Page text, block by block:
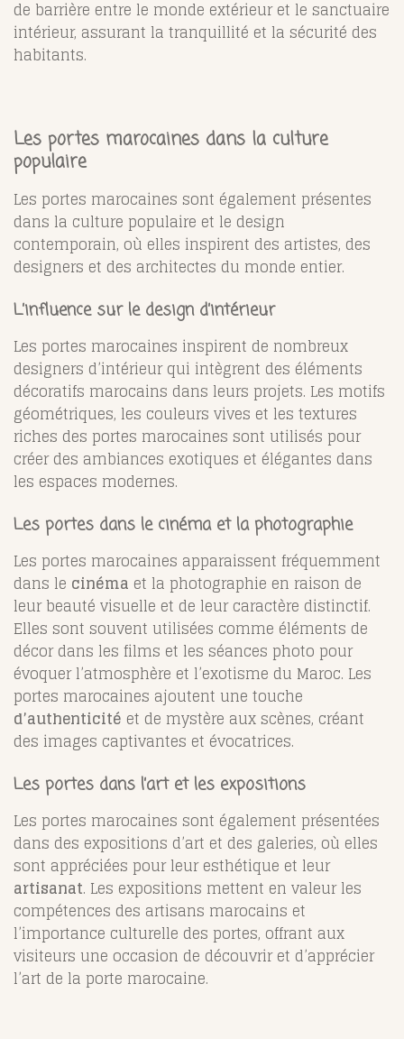
de barrière entre le monde extérieur et le sanctuaire
intérieur, assurant la tranquillité et la sécurité des
habitants.
Les portes marocaines dans la culture
populaire
Les portes marocaines sont également présentes
dans la culture populaire et le design
contemporain, où elles inspirent des artistes, des
designers et des architectes du monde entier.
L’influence sur le design d’intérieur
Les portes marocaines inspirent de nombreux
designers d’intérieur qui intègrent des éléments
décoratifs marocains dans leurs projets. Les motifs
géométriques, les couleurs vives et les textures
riches des portes marocaines sont utilisés pour
créer des ambiances exotiques et élégantes dans
les espaces modernes.
Les portes dans le cinéma et la photographie
Les portes marocaines apparaissent fréquemment
dans le cinéma et la photographie en raison de
leur beauté visuelle et de leur caractère distinctif.
Elles sont souvent utilisées comme éléments de
décor dans les films et les séances photo pour
évoquer l’atmosphère et l’exotisme du Maroc. Les
portes marocaines ajoutent une touche
d’authenticité et de mystère aux scènes, créant
des images captivantes et évocatrices.
Les portes dans l’art et les expositions
Les portes marocaines sont également présentées
dans des expositions d’art et des galeries, où elles
sont appréciées pour leur esthétique et leur
artisanat. Les expositions mettent en valeur les
compétences des artisans marocains et
l’importance culturelle des portes, offrant aux
visiteurs une occasion de découvrir et d’apprécier
l’art de la porte marocaine.